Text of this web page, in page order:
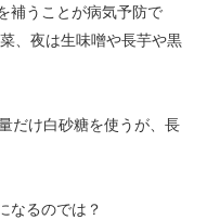
補うことが病気予防で
、夜は生味噌や長芋や黒
だけ白砂糖を使うが、長
なるのでは？